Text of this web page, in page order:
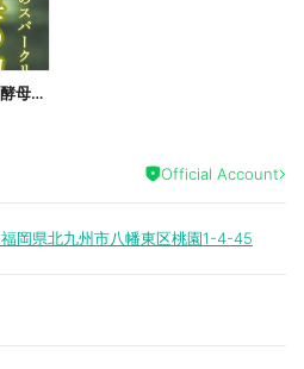
日本のスパークリングワイン「酵母の泡各種」キャンペーン価格
Official Account
福岡県北九州市八幡東区桃園1-4-45